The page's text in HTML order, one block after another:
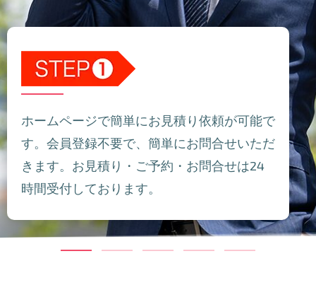
ホームページで簡単にお見積り依頼が可能で
す。会員登録不要で、簡単にお問合せいただ
きます。お見積り・ご予約・お問合せは24
時間受付しております。